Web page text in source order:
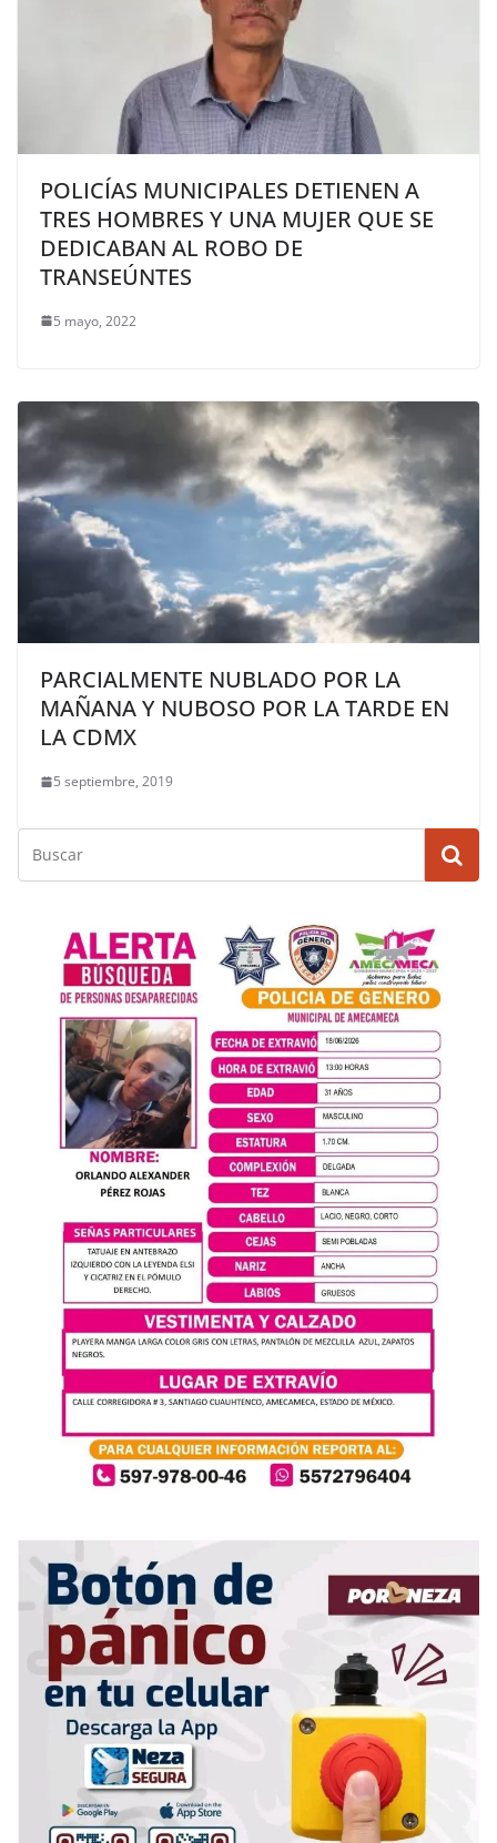
POLICÍAS MUNICIPALES DETIENEN A
TRES HOMBRES Y UNA MUJER QUE SE
DEDICABAN AL ROBO DE
TRANSEÚNTES
5 mayo, 2022
PARCIALMENTE NUBLADO POR LA
MAÑANA Y NUBOSO POR LA TARDE EN
LA CDMX
5 septiembre, 2019